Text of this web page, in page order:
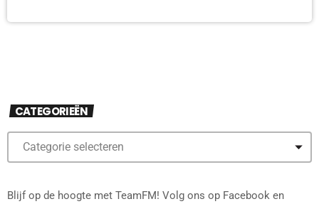
CATEGORIEËN
Blijf op de hoogte met TeamFM! Volg ons op Facebook en